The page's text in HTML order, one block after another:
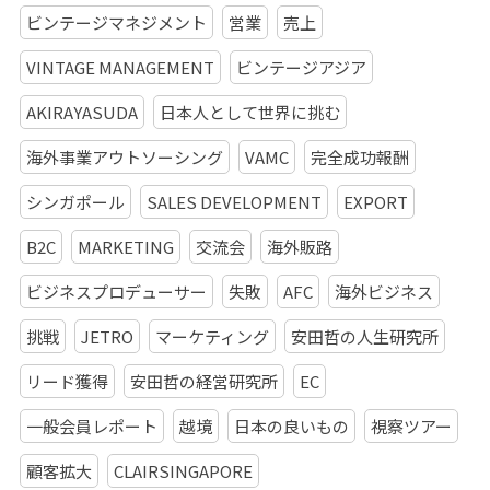
ビンテージマネジメント 営業
売上
VINTAGE MANAGEMENT
ビンテージアジア
AKIRAYASUDA
日本人として世界に挑む
海外事業アウトソーシング
VAMC
完全成功報酬
シンガポール
SALES DEVELOPMENT
EXPORT
B2C
MARKETING 交流会
海外販路
ビジネスプロデューサー
失敗 AFC
海外ビジネス
挑戦
JETRO マーケティング
安田哲の人生研究所
リード獲得
安田哲の経営研究所
EC
一般会員レポート
越境 日本の良いもの
視察ツアー
顧客拡大
CLAIRSINGAPORE